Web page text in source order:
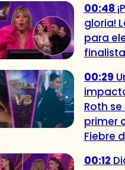
00:48
gloria!
para
00:29
Roth
primer
Fiebre
00:12